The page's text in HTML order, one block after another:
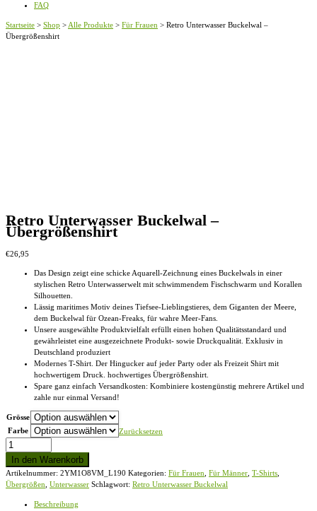
FAQ
Startseite > Shop > Alle Produkte > Für Frauen > Retro Unterwasser Buckelwal –
Übergrößenshirt
Retro Unterwasser Buckelwal –
Übergrößenshirt
€26,95
Das Design zeigt eine schicke Aquarell-Zeichnung eines Buckelwals in einer
stylischen Retro Unterwasserwelt mit schwimmendem Fischschwarm und Korallen
Silhouetten.
Lässig maritimes Motiv deines Tiefsee-Lieblingstieres, dem Giganten der Meere,
dem Buckelwal für Ozean-Freaks, für wahre Meer-Fans.
Unsere ausgewählte Produktvielfalt erfüllt einen hohen Qualitätsstandard und
gewährleistet eine ausgezeichnete Produkt- sowie Druckqualität. Exklusiv in
Deutschland produziert
Modernes T-Shirt. Der Hingucker auf jeder Party oder als Freizeit Shirt mit
hochwertigem Druck. hochwertiges Übergrößenshirt.
Spare ganz einfach Versandkosten: Kombiniere kostengünstig mehrere Artikel und
zahle nur einmal Versand!
Grösse
Farbe
Zurücksetzen
Retro
Unterwasser
Buckelwal
-
Übergrößenshirt
In den Warenkorb
Artikelnummer: 2YM1O8VM_L190 Kategorien: Für Frauen, Für Männer, T-Shirts,
Übergrößen, Unterwasser Schlagwort: Retro Unterwasser Buckelwal
Beschreibung